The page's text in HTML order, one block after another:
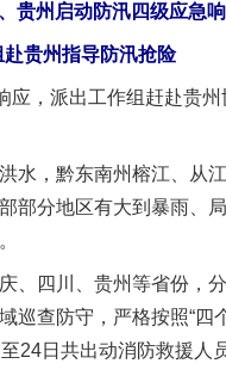
贵州启动防汛四级应急
贵州指导防汛抢险
，派出工作组赶赴贵州
，黔东南州榕江、从
部分地区有大到暴雨、
四川、贵州等省份，
查防守，严格按照“四
24日共出动消防救援人
你温暖了四季